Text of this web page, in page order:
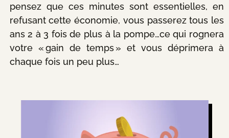
pensez que ces minutes sont essentielles, en
refusant cette économie, vous passerez tous les
ans 2 à 3 fois de plus à la pompe…ce qui rognera
votre « gain de temps » et vous déprimera à
chaque fois un peu plus…